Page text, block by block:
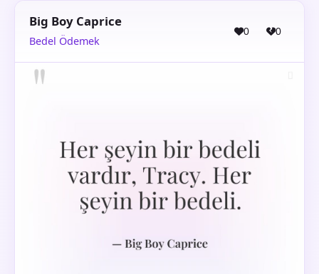
Big Boy Caprice
Bedel Ödemek
0 0